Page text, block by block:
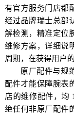
有官方服务门店都
经过品牌瑞士总部
解检测，精准定位
维修方案，详细说
周期，在获得用户
原厂配件与规
配件才能保障腕表
店的维修配件，均
绝任何非原厂配件